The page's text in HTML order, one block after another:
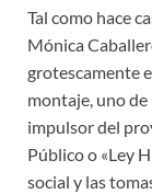
Tal como hace
Mónica
grotescamente
montaje, uno
impulsor del
Público o «Ley
social y las